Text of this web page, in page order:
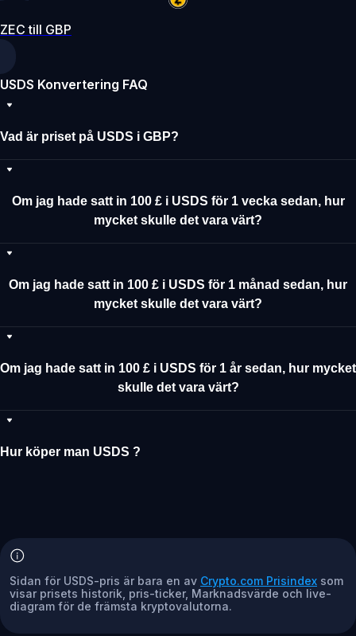
ZEC till GBP
USDS Konvertering FAQ
Vad är priset på USDS i GBP?
Om jag hade satt in 100 £ i USDS för 1 vecka sedan, hur
mycket skulle det vara värt?
Om jag hade satt in 100 £ i USDS för 1 månad sedan, hur
mycket skulle det vara värt?
Om jag hade satt in 100 £ i USDS för 1 år sedan, hur mycket
skulle det vara värt?
Hur köper man USDS ?
Sidan för USDS-pris är bara en av Crypto.com Prisindex som
visar prisets historik, pris-ticker, Marknadsvärde och live-
diagram för de främsta kryptovalutorna.